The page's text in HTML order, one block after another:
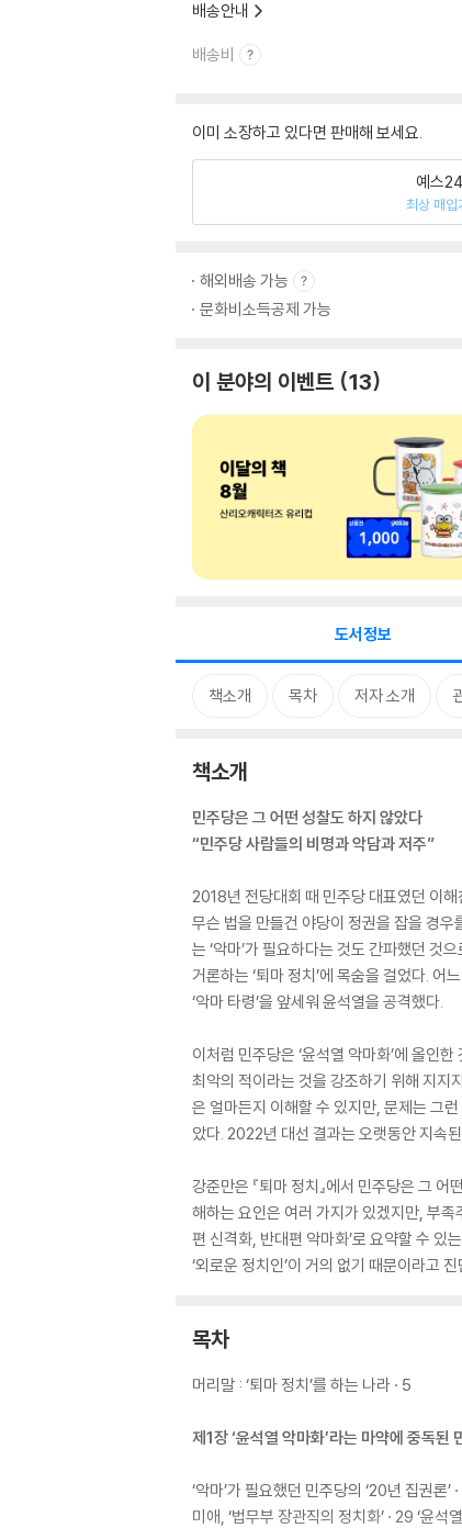
배송안내
배송비
이미 소장하고 있다면 판매해 보세요.
예스
최상 매
해외배송 가능
문화비소득공제 가능
이 분야의 이벤트 13
도서정보
책소개 목차 저자 소개
책소개
민주당은 그 어떤 성찰도 하지 않았다
“민주당 사람들의 비명과 악담과 저주”
2018년 전당대회 때 민주당 대표였던 이해
무슨 법을 만들건 야당이 정권을 잡을 경
는 ‘악마’가 필요하다는 것도 간파했던 것
거론하는 ‘퇴마 정치’에 목숨을 걸었다.
‘악마 타령’을 앞세워 윤석열을 공격했다.
이처럼 민주당은 ‘윤석열 악마화’에 올인
최악의 적이라는 것을 강조하기 위해 지지
은 얼마든지 이해할 수 있지만, 문제는 그
았다. 2022년 대선 결과는 오랫동안 지속
강준만은 『퇴마 정치』에서 민주당은 그
해하는 요인은 여러 가지가 있겠지만, 부
편 신격화, 반대편 악마화’로 요약할 수 있
‘외로운 정치인’이 거의 없기 때문이라고
목차
머리말 : ‘퇴마 정치’를 하는 나라 · 5
제1장 ‘윤석열 악마화’라는 마약에 중독된
‘악마’가 필요했던 민주당의 ‘20년 집권론
미애, ‘법무부 장관직의 정치화’ · 29 ‘윤석